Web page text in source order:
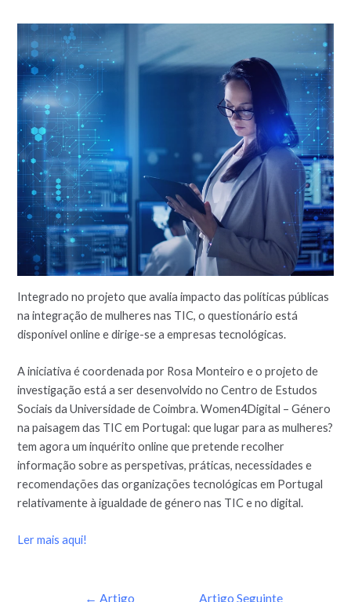
Integrado no projeto que avalia impacto das políticas públicas
na integração de mulheres nas TIC, o questionário está
disponível online e dirige-se a empresas tecnológicas.
A iniciativa é coordenada por Rosa Monteiro e o projeto de
investigação está a ser desenvolvido no Centro de Estudos
Sociais da Universidade de Coimbra. Women4Digital – Género
na paisagem das TIC em Portugal: que lugar para as mulheres?
tem agora um inquérito online que pretende recolher
informação sobre as perspetivas, práticas, necessidades e
recomendações das organizações tecnológicas em Portugal
relativamente à igualdade de género nas TIC e no digital.
Ler mais aqui!
← Artigo
Artigo Seguinte